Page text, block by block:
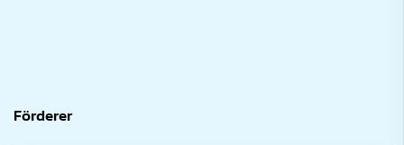
Förderer